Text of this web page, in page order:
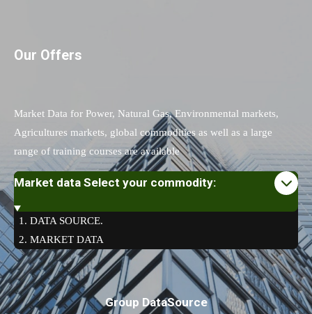
Our Offers
Market Data for Power, Natural Gas, Environmental markets,
Agricultures markets, global commodities as well as a large
range of training courses are available
Market data Select your commodity:
DATA SOURCE.
MARKET DATA
Group DataSource